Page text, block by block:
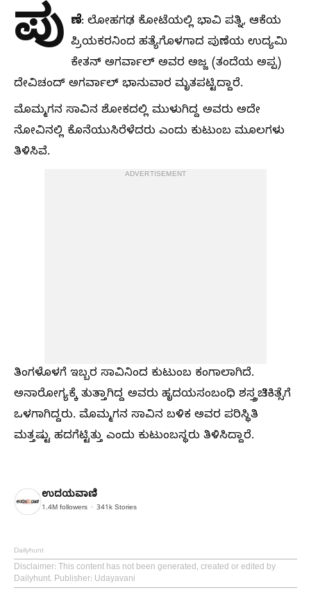
ಪು ಣೆ: ಲೋಹಗಢ ಕೋಟೆಯಲ್ಲಿ ಭಾವಿ ಪತ್ನಿ, ಆಕೆಯ
ಪ್ರಿಯಕರನಿಂದ ಹತ್ಯೆಗೊಳಗಾದ ಪುಣೆಯ ಉದ್ಯಮಿ
ಕೇತನ್‌ ಅಗರ್ವಾಲ್‌ ಅವರ ಅಜ್ಜ (ತಂದೆಯ ಅಪ್ಪ)
ದೇವಿಚಂದ್‌ ಅಗರ್ವಾಲ್‌ ಭಾನುವಾರ ಮೃತಪಟ್ಟಿದ್ದಾರೆ.
ಮೊಮ್ಮಗನ ಸಾವಿನ ಶೋಕದಲ್ಲಿ ಮುಳುಗಿದ್ದ ಅವರು ಅದೇ
ನೋವಿನಲ್ಲಿ ಕೊನೆಯುಸಿರೆಳೆದರು ಎಂದು ಕುಟುಂಬ ಮೂಲಗಳು
ತಿಳಿಸಿವೆ.
ADVERTISEMENT
ತಿಂಗಳೊಳಗೆ ಇಬ್ಬರ ಸಾವಿನಿಂದ ಕುಟುಂಬ ಕಂಗಾಲಾಗಿದೆ.
ಅನಾರೋಗ್ಯಕ್ಕೆ ತುತ್ತಾಗಿದ್ದ ಅವರು ಹೃದಯಸಂಬಂಧಿ ಶಸ್ತ್ರಚಿಕಿತ್ಸೆಗೆ
ಒಳಗಾಗಿದ್ದರು. ಮೊಮ್ಮಗನ ಸಾವಿನ ಬಳಿಕ ಅವರ ಪರಿಸ್ಥಿತಿ
ಮತ್ತಷ್ಟು ಹದಗೆಟ್ಟಿತ್ತು ಎಂದು ಕುಟುಂಬಸ್ಥರು ತಿಳಿಸಿದ್ದಾರೆ.
ಉದಯವಾಣಿ
1.4M followers 341k Stories
Dailyhunt
Disclaimer: This content has not been generated, created or edited by
Dailyhunt. Publisher: Udayavani